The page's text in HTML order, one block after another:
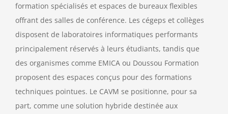
formation spécialisés et espaces de bureaux flexibles
offrant des salles de conférence. Les cégeps et collèges
disposent de laboratoires informatiques performants
principalement réservés à leurs étudiants, tandis que
des organismes comme EMICA ou Doussou Formation
proposent des espaces conçus pour des formations
techniques pointues. Le CAVM se positionne, pour sa
part, comme une solution hybride destinée aux